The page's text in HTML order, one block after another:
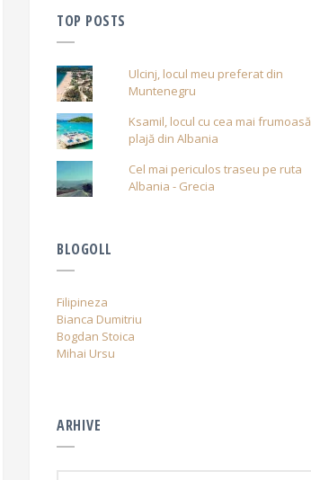
TOP POSTS
Ulcinj, locul meu preferat din
Muntenegru
Ksamil, locul cu cea mai frumoasă
plajă din Albania
Cel mai periculos traseu pe ruta
Albania - Grecia
BLOGOLL
Filipineza
Bianca Dumitriu
Bogdan Stoica
Mihai Ursu
ARHIVE